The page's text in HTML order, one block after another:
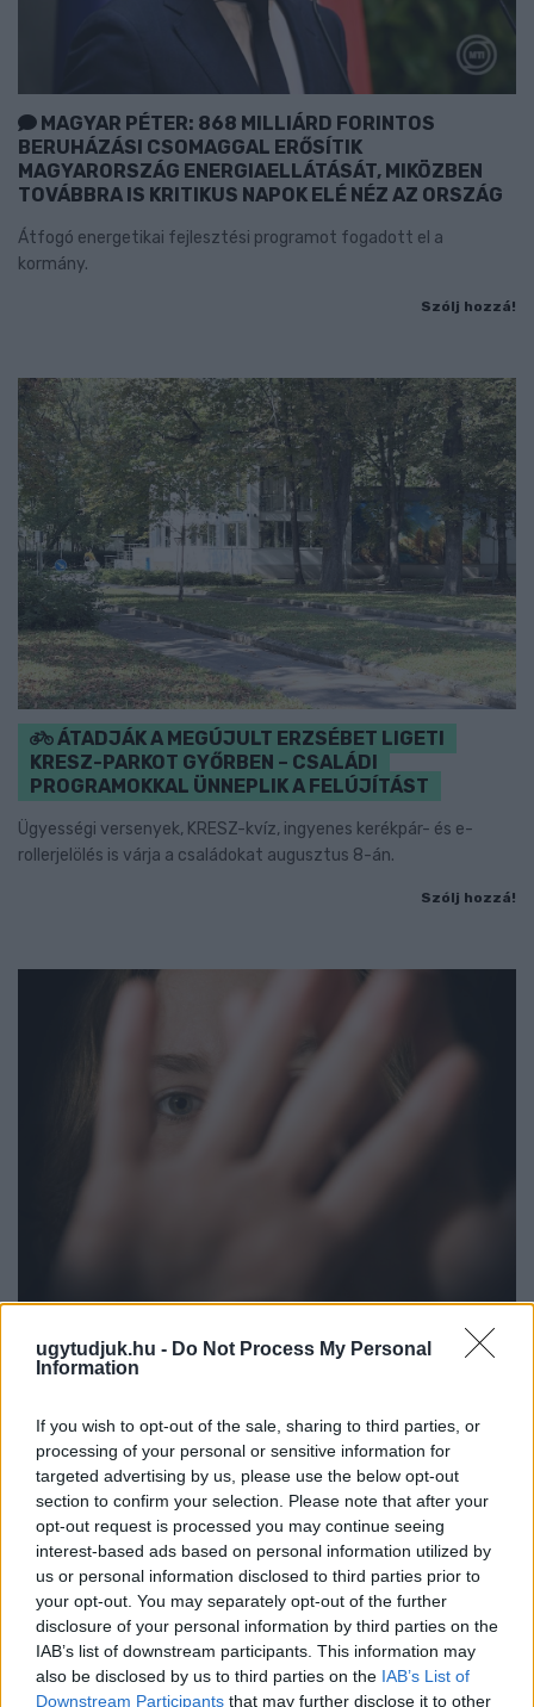
ugytudjuk.hu - Do Not Process My Personal
Information
If you wish to opt-out of the sale, sharing to third parties, or
processing of your personal or sensitive information for
targeted advertising by us, please use the below opt-out
section to confirm your selection. Please note that after your
opt-out request is processed you may continue seeing
interest-based ads based on personal information utilized by
us or personal information disclosed to third parties prior to
your opt-out. You may separately opt-out of the further
disclosure of your personal information by third parties on the
IAB’s list of downstream participants. This information may
also be disclosed by us to third parties on the IAB’s List of
Downstream Participants that may further disclose it to other
MAGYAR PÉTER: 868 MILLIÁRD FORINTOS
BERUHÁZÁSI CSOMAGGAL ERŐSÍTIK
MAGYARORSZÁG ENERGIAELLÁTÁSÁT, MIKÖZBEN
TOVÁBBRA IS KRITIKUS NAPOK ELÉ NÉZ AZ ORSZÁG
Átfogó energetikai fejlesztési programot fogadott el a
kormány.
Szólj hozzá!
ÁTADJÁK A MEGÚJULT ERZSÉBET LIGETI
KRESZ-PARKOT GYŐRBEN – CSALÁDI
PROGRAMOKKAL ÜNNEPLIK A FELÚJÍTÁST
Ügyességi versenyek, KRESZ-kvíz, ingyenes kerékpár- és e-
rollerjelölés is várja a családokat augusztus 8-án.
Szólj hozzá!
NŐVERŐ SZOMBATHELYI FÉRFI ELLEN EMELT
VÁDAT AZ ÜGYÉSZSÉG